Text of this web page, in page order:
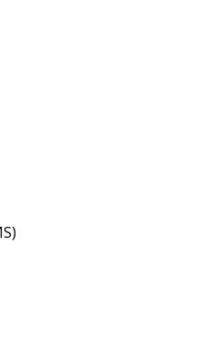
de tintas
abrasivas
esses
de
do substrato,
na vida
a condições
amplamente
para
os
dessa